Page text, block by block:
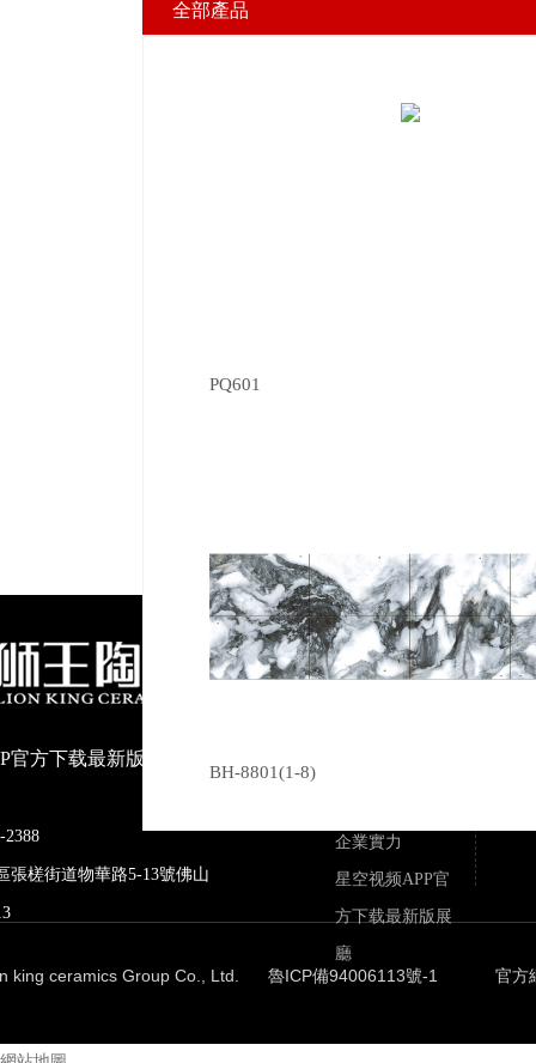
官方下载最新版陶瓷有限公
2388
區張槎街道物華路5-13號佛山
king ceramics Group Co., Ltd. 魯ICP備94006113號-1 官方
企業實力
星空视频APP官
方下载最新版展
廳
關於星空视频
全部產品
PQ601
BH-8801(1-8)